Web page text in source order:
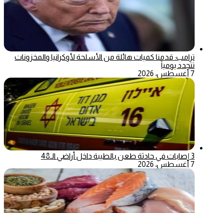
ترامب: قدمنا كميات هائلة من الأسلحة لأوكرانيا والمخزونات
تتجدد يومياً
7 أغسطس، 2026
3 إصابات في حادثة طعن بالطيبة داخل أراضي الـ48
7 أغسطس، 2026